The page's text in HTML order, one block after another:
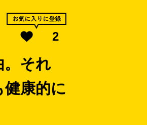
2
。それ
康的に